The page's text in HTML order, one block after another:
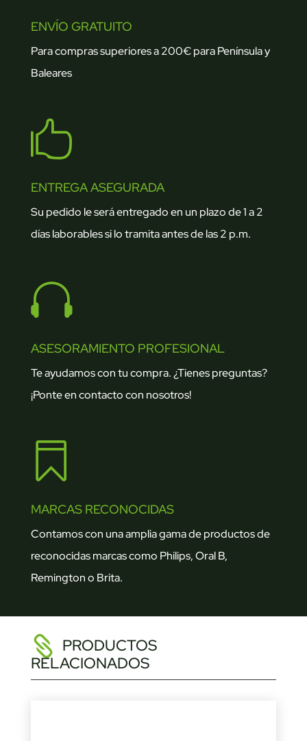
ENVÍO GRATUITO
Para compras superiores a 200€ para Península y
Baleares

ENTREGA ASEGURADA
Su pedido le será entregado en un plazo de 1 a 2
días laborables si lo tramita antes de las 2 p.m.

ASESORAMIENTO PROFESIONAL
Te ayudamos con tu compra. ¿Tienes preguntas?
¡Ponte en contacto con nosotros!

MARCAS RECONOCIDAS
Contamos con una amplia gama de productos de
reconocidas marcas como Philips, Oral B,
Remington o Brita.
PRODUCTOS
RELACIONADOS